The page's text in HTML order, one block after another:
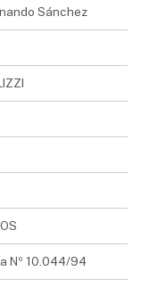
Sánchez
Nº 10.044/94